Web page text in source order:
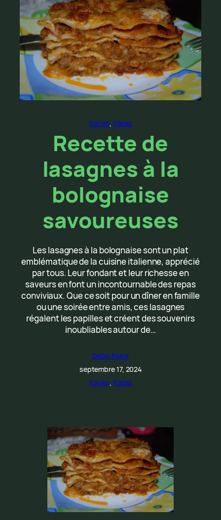
Italien, Pâtes
Recette de
lasagnes à la
bolognaise
savoureuses
Les lasagnes à la bolognaise sont un plat
emblématique de la cuisine italienne, apprécié
par tous. Leur fondant et leur richesse en
saveurs en font un incontournable des repas
conviviaux. Que ce soit pour un dîner en famille
ou une soirée entre amis, ces lasagnes
régalent les papilles et créent des souvenirs
inoubliables autour de…
Debo Plats
septembre 17, 2024
Italien, Pates